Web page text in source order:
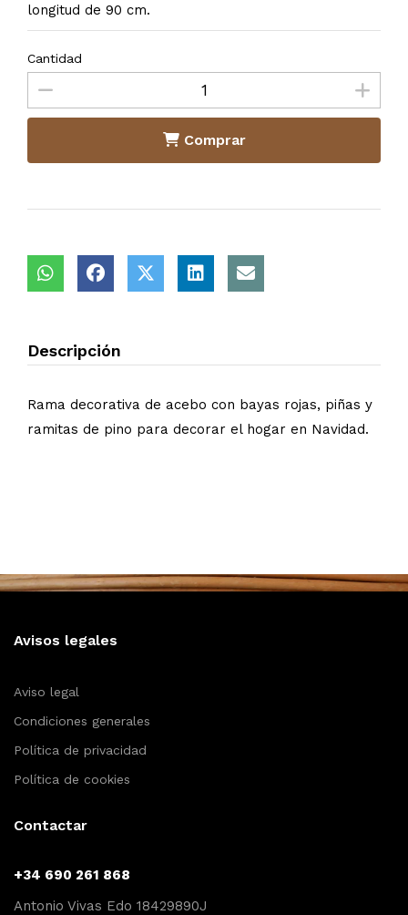
longitud de 90 cm.
Cantidad
Comprar
Descripción
Rama decorativa de acebo con bayas rojas, piñas y
ramitas de pino para decorar el hogar en Navidad.
Avisos legales
Aviso legal
Condiciones generales
Política de privacidad
Política de cookies
Contactar
+34 690 261 868
Antonio Vivas Edo 18429890J